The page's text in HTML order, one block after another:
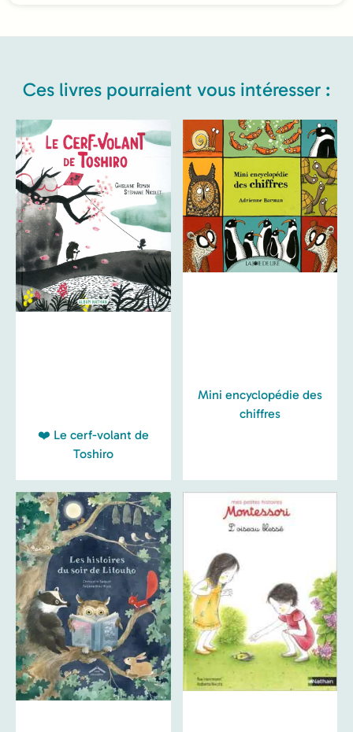
Ces livres pourraient vous intéresser :
❤️ Le cerf-volant de
Toshiro
Mini encyclopédie des
chiffres